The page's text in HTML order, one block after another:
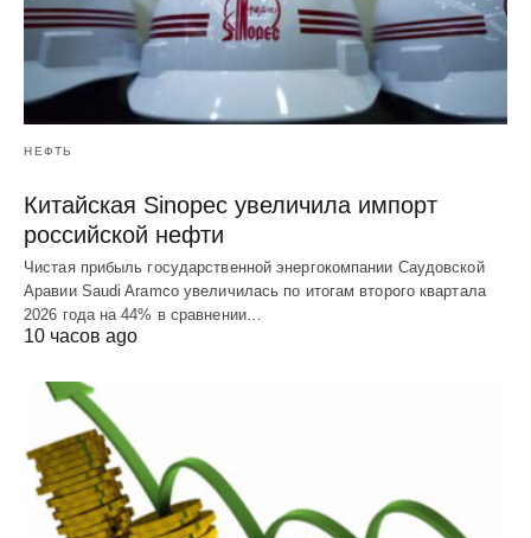
НЕФТЬ
Китайская Sinopec увеличила импорт
российской нефти
Чистая прибыль государственной энергокомпании Саудовской
Аравии Saudi Aramco увеличилась по итогам второго квартала
2026 года на 44% в сравнении…
10 часов ago